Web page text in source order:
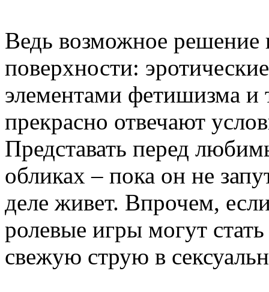
Ведь возможное
поверхности:
элементами фетишизма и
прекрасно отвечают
Представать перед
обликах – пока он не
деле живет. Впрочем,
ролевые игры могут
свежую струю в